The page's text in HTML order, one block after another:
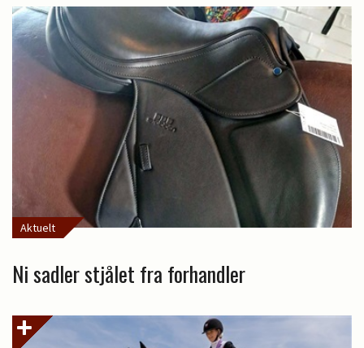
Aktuelt
Ni sadler stjålet fra forhandler